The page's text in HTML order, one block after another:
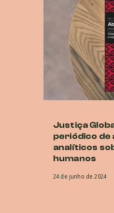
Justiça
periódico de
analíticos
humanos
24 de junho de 2024